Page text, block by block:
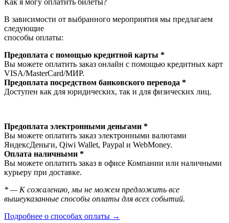
В зависимости от выбранного мероприятия мы предлагаем
следующие
способы оплаты:
Предоплата с помощью кредитной карты *
Вы можете оплатить заказ онлайн с помощью кредитных карт
VISA/MasterСard/МИР.
Предоплата посредством банковского перевода *
Доступен как для юридических, так и для физических лиц.
Предоплата электронными деньгами *
Вы можете оплатить заказ электронными валютами
ЯндексДеньги, Qiwi Wallet, Paypal и WebMoney.
Оплата наличными *
Вы можете оплатить заказ в офисе Компании или наличными
курьеру при доставке.
* — К сожалению, мы не можем предложить все
вышеуказанные способы оплаты для всех событий.
Подробнее о способах оплаты →